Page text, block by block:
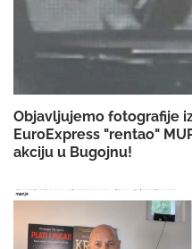
Objavljujemo fotografije
EuroExpress "rentao"
akciju u Bugojnu!